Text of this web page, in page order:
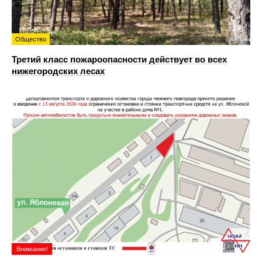
Общество
Третий класс пожароопасности действует во всех
нижегородских лесах
Внимание!